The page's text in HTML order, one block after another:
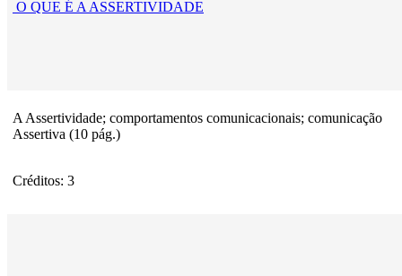
O QUE É A ASSERTIVIDADE
A Assertividade; comportamentos comunicacionais; comunicação
Assertiva (10 pág.)
Créditos: 3